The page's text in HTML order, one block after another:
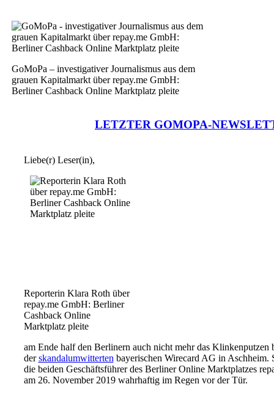
GoMoPa – investigativer Journalismus aus dem
grauen Kapitalmarkt über repay.me GmbH:
Berliner Cashback Online Marktplatz pleite
LETZTER GOMOPA-
Liebe(r) Leser(in),
Reporterin Klara Roth über
repay.me GmbH: Berliner
Cashback Online
Marktplatz pleite
am Ende half den Berlinern auch nicht mehr das Klinkenputzen
derskandalumwitterten bayerischen Wirecard AG in Aschheim.
die beiden Geschäftsführer des Berliner Online Marktplatzes
am 26. November 2019 wahrhaftig im Regen vor der Tür.